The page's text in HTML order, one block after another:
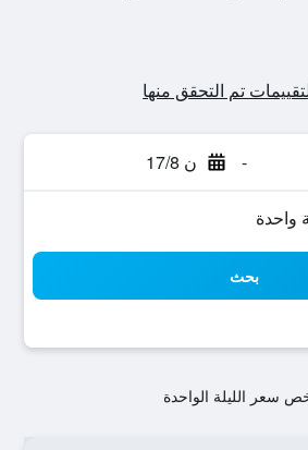
- ن 17/8
بحث
سعر الليلة الواحدة